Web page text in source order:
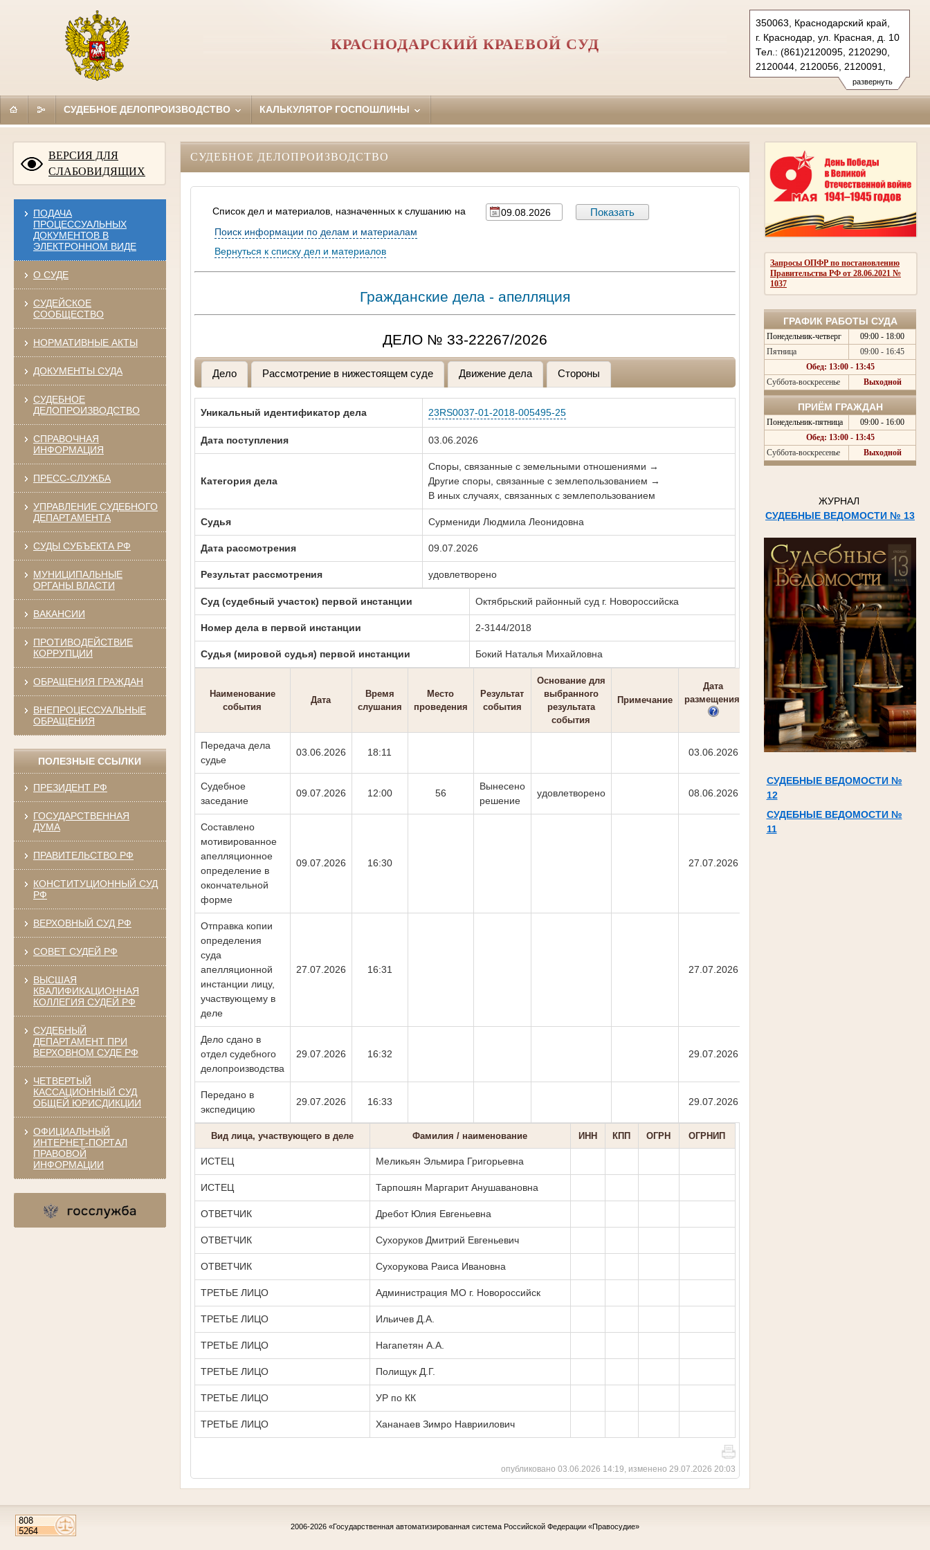
развернуть
350063, Краснодарский край,
г. Краснодар, ул. Красная, д. 10
Тел.: (861)2120095, 2120290,
2120044, 2120056, 2120091,
2683150(ф.)
kubansud@sudrf.ru
КРАСНОДАРСКИЙ КРАЕВОЙ СУД
СУДЕБНОЕ ДЕЛОПРОИЗВОДСТВО КАЛЬКУЛЯТОР ГОСПОШЛИНЫ
ВЕРСИЯ ДЛЯ
СЛАБОВИДЯЩИХ
ПОДАЧА
ПРОЦЕССУАЛЬНЫХ
ДОКУМЕНТОВ В
ЭЛЕКТРОННОМ ВИДЕ
О СУДЕ
СУДЕЙСКОЕ
СООБЩЕСТВО
НОРМАТИВНЫЕ АКТЫ
ДОКУМЕНТЫ СУДА
СУДЕБНОЕ
ДЕЛОПРОИЗВОДСТВО
СПРАВОЧНАЯ
ИНФОРМАЦИЯ
ПРЕСС-СЛУЖБА
УПРАВЛЕНИЕ СУДЕБНОГО
ДЕПАРТАМЕНТА
СУДЫ СУБЪЕКТА РФ
МУНИЦИПАЛЬНЫЕ
ОРГАНЫ ВЛАСТИ
ВАКАНСИИ
ПРОТИВОДЕЙСТВИЕ
КОРРУПЦИИ
ОБРАЩЕНИЯ ГРАЖДАН
ВНЕПРОЦЕССУАЛЬНЫЕ
ОБРАЩЕНИЯ
ПОЛЕЗНЫЕ ССЫЛКИ
ПРЕЗИДЕНТ РФ
ГОСУДАРСТВЕННАЯ
ДУМА
ПРАВИТЕЛЬСТВО РФ
КОНСТИТУЦИОННЫЙ СУД
РФ
ВЕРХОВНЫЙ СУД РФ
СОВЕТ СУДЕЙ РФ
ВЫСШАЯ
КВАЛИФИКАЦИОННАЯ
КОЛЛЕГИЯ СУДЕЙ РФ
СУДЕБНЫЙ
ДЕПАРТАМЕНТ ПРИ
ВЕРХОВНОМ СУДЕ РФ
ЧЕТВЕРТЫЙ
КАССАЦИОННЫЙ СУД
ОБЩЕЙ ЮРИСДИКЦИИ
ОФИЦИАЛЬНЫЙ
ИНТЕРНЕТ-ПОРТАЛ
ПРАВОВОЙ
ИНФОРМАЦИИ
Запросы ОПФР по постановлению
Правительства РФ от 28.06.2021 №
1037
ГРАФИК РАБОТЫ СУДА
Понедельник-четверг
09:00 - 18:00
Пятница
09:00 - 16:45
Обед: 13:00 - 13:45
Суббота-воскресенье
Выходной
ПРИЁМ ГРАЖДАН
Понедельник-пятница
09:00 - 16:00
Обед: 13:00 - 13:45
Суббота-воскресенье
Выходной
ЖУРНАЛ
СУДЕБНЫЕ ВЕДОМОСТИ № 13
СУДЕБНЫЕ ВЕДОМОСТИ №
12
СУДЕБНЫЕ ВЕДОМОСТИ №
11
СУДЕБНОЕ ДЕЛОПРОИЗВОДСТВО
Список дел и материалов, назначенных к слушанию на
Поиск информации по делам и материалам
Вернуться к списку дел и материалов
Гражданские дела - апелляция
ДЕЛО № 33-22267/2026
Дело Рассмотрение в нижестоящем суде Движение дела Стороны
Уникальный идентификатор дела 23RS0037-01-2018-005495-25
Дата поступления 03.06.2026
Категория дела
Споры, связанные с земельными отношениями →
Другие споры, связанные с землепользованием →
В иных случаях, связанных с землепользованием
Судья Сурмениди Людмила Леонидовна
Дата рассмотрения 09.07.2026
Результат рассмотрения удовлетворено
Суд (судебный участок) первой инстанции Октябрьский районный суд г. Новороссийска
Номер дела в первой инстанции 2-3144/2018
Судья (мировой судья) первой инстанции Бокий Наталья Михайловна
Наименование
события
Дата
Время
слушания
Место
проведения
Результат
события
Основание для
выбранного
результата
события
Примечание
Дата
размещения
Передача дела
судье
03.06.2026 18:11 03.06.2026
Судебное
заседание
09.07.2026 12:00 56
Вынесено
решение
удовлетворено 08.06.2026
Составлено
мотивированное
апелляционное
определение в
окончательной
форме
09.07.2026 16:30 27.07.2026
Отправка копии
определения
суда
апелляционной
инстанции лицу,
участвующему в
деле
27.07.2026 16:31 27.07.2026
Дело сдано в
отдел судебного
делопроизводства
29.07.2026 16:32 29.07.2026
Передано в
экспедицию
29.07.2026 16:33 29.07.2026
Вид лица, участвующего в деле Фамилия / наименование ИНН КПП ОГРН ОГРНИП
ИСТЕЦ Меликьян Эльмира Григорьевна
ИСТЕЦ Тарпошян Маргарит Анушавановна
ОТВЕТЧИК Дребот Юлия Евгеньевна
ОТВЕТЧИК Сухоруков Дмитрий Евгеньевич
ОТВЕТЧИК Сухорукова Раиса Ивановна
ТРЕТЬЕ ЛИЦО Администрация МО г. Новороссийск
ТРЕТЬЕ ЛИЦО Ильичев Д.А.
ТРЕТЬЕ ЛИЦО Нагапетян А.А.
ТРЕТЬЕ ЛИЦО Полищук Д.Г.
ТРЕТЬЕ ЛИЦО УР по КК
ТРЕТЬЕ ЛИЦО Хананаев Зимро Навриилович
опубликовано 03.06.2026 14:19, изменено 29.07.2026 20:03
2006-2026 «Государственная автоматизированная система Российской Федерации «Правосудие»